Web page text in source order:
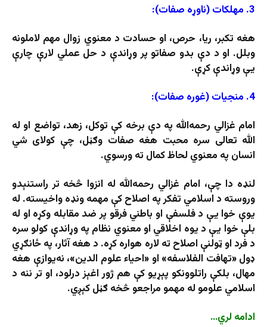
3. مهلکات (ناوړه صفات):
هغه تکبر، ریا، حرص، او حسادت د معنوي زوال مهم لاملونه
وبلل. او د دې بدو صفاتو پر وړاندې د حل عملي لارې چارې
یې وړاندې کړې.
4. منجیات (غوره صفات):
امام غزالي رحمه‌الله په دې برخه کې توکل، زهد، تواضع او له
الله تعالی سره محبت هغه صفات وګڼل، چې کولای شي
انسان په معنوي لحاظ کمال ته ورسوي.
لنډه دا چې، امام غزالي رحمه‌الله له انزوا څخه تر راستنېدو
وروسته د اسلامي تفکر په اصلاح کې مهمه ونډه واخیسته. له
یوې خوا یې د فلسفې او باطني فرقو پر ضد مقابله وکړه او له
بلې خوا یې د یوه اخلاقي او معنوي نظام په وړاندې کولو سره
د فرد او ټولنې اصلاح ته لاره هواره کړه. د هغه آثار، په ځانګړي
ډول «تهافت الفلاسفه» او «احیاء علوم الدین»، نه‌یوازې هغه
مهال، بلکې راتلوونکو پېړیو کې هم ژور اغېز درلود، او تر ننه د
اسلامي علومو له مهمو مراجعو څخه ګڼل کېږي.
ادامه لري…